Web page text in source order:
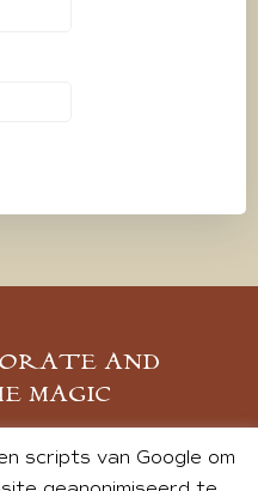
AND
MAGIC
AAN
scripts van Google om